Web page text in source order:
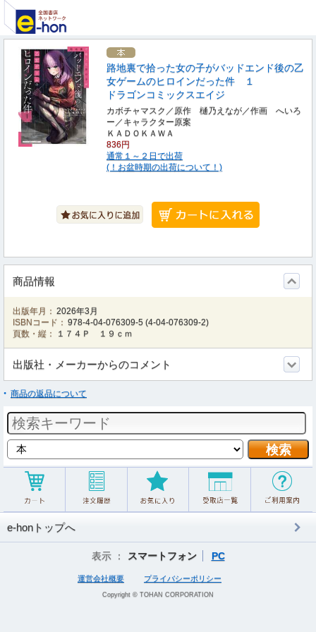
路地裏で拾った女の子がバッドエンド後の乙
女ゲームのヒロインだった件 １
ドラゴンコミックスエイジ
カボチャマスク／原作 樋乃えなが／作画 へいろ
ー／キャラクター原案
ＫＡＤＯＫＡＷＡ
836円
通常１～２日で出荷
(！お盆時期の出荷について！)
商品情報
出版年月： 2026年3月
ISBNコード： 978-4-04-076309-5 (4-04-076309-2)
頁数・縦：
１７４Ｐ １９ｃｍ
出版社・メーカーからのコメント
商品の返品について
e-honトップへ
表示 ： スマートフォン PC
運営会社概要 プライバシーポリシー
Copyright © TOHAN CORPORATION